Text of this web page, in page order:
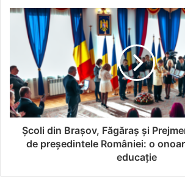
Un alt avantaj al sistemelor de acces cu
capacitatea lor de a îmbunătăți
elevilor. Tradiționala metodă a
sale de timp și eroare umană, este
digital care oferă date exacte și în timp
personalul administrativ economisesc
poate fi redirecționat către activități
Implementarea acestor sisteme
Școli din Brașov, Făgăraș și
de președintele României: o
educație